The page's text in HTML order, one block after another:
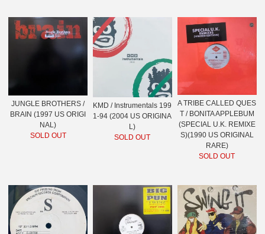
JUNGLE BROTHERS /
BRAIN (1997 US ORIGI
NAL)
SOLD OUT
KMD / Instrumentals 199
1-94 (2004 US ORIGINA
L)
SOLD OUT
A TRIBE CALLED QUES
T / BONITA APPLEBUM
(SPECIAL U.K. REMIXE
S)(1990 US ORIGINAL
RARE)
SOLD OUT